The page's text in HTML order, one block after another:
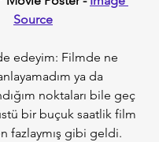
Source
edeyim: Filmde ne
ya da
noktaları bile geç
bir buçuk saatlik film
fazlaymış gibi geldi.